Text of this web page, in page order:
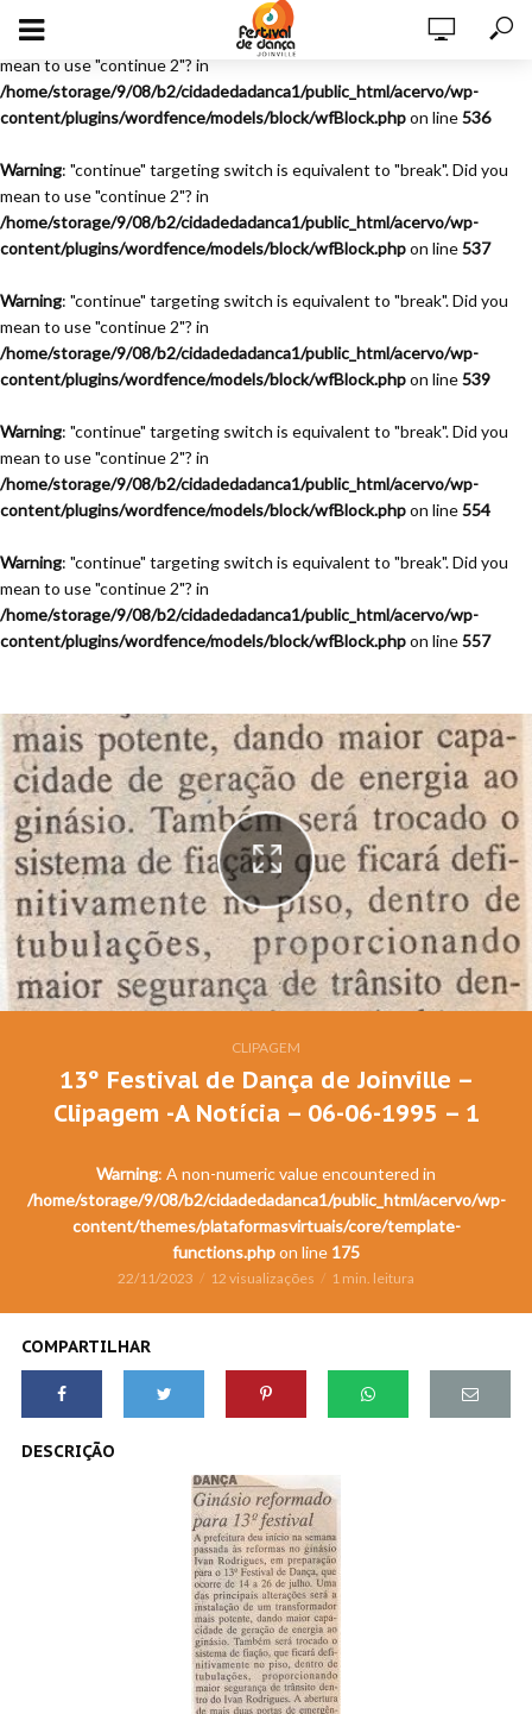
Warning
: "continue" targeting switch is equivalent to "break". Did you
mean to use "continue 2"? in
/home/storage/9/08/b2/cidadedadanca1/public_html/acervo/wp-
content/plugins/wordfence/models/block/wfBlock.phpon line536
Warning: "continue" targeting switch is equivalent to "break". Did you
mean to use "continue 2"? in
/home/storage/9/08/b2/cidadedadanca1/public_html/acervo/wp-
content/plugins/wordfence/models/block/wfBlock.phpon line537
Warning: "continue" targeting switch is equivalent to "break". Did you
mean to use "continue 2"? in
/home/storage/9/08/b2/cidadedadanca1/public_html/acervo/wp-
content/plugins/wordfence/models/block/wfBlock.phpon line539
Warning: "continue" targeting switch is equivalent to "break". Did you
mean to use "continue 2"? in
/home/storage/9/08/b2/cidadedadanca1/public_html/acervo/wp-
content/plugins/wordfence/models/block/wfBlock.phpon line554
Warning: "continue" targeting switch is equivalent to "break". Did you
mean to use "continue 2"? in
/home/storage/9/08/b2/cidadedadanca1/public_html/acervo/wp-
content/plugins/wordfence/models/block/wfBlock.phpon line557
Festival de Dança de Joinville - 13a. Edição - 1995
CLIPAGEM
13º Festival de Dança de Joinville –
Clipagem -A Notícia – 06-06-1995 – 1
Warning: A non-numeric value encountered in
/home/storage/9/08/b2/cidadedadanca1/public_html/acervo/wp-
content/themes/plataformasvirtuais/core/template-
functions.phpon line 175
22/11/2023 12 visualizações 1 min. leitura
COMPARTILHAR
DESCRIÇÃO